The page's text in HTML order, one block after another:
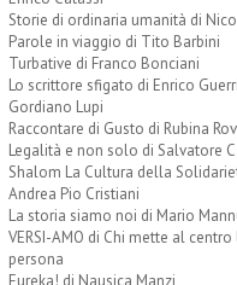
Storie di ordinaria umanità di
Parole in viaggio di Tito Barbini
Turbative di Franco Bonciani
Lo scrittore sfigato di Enrico
Gordiano Lupi
Raccontare di Gusto di Rubina
Legalità e non solo di Salvatore
Shalom La Cultura della
Andrea Pio Cristiani
La storia siamo noi di Mario
VERSI-AMO di Chi mette al centro
persona
Eureka! di Nausica Manzi